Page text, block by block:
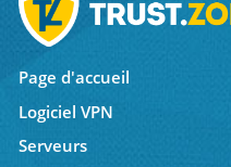
Page d'accueil
Logiciel VPN
Serveurs